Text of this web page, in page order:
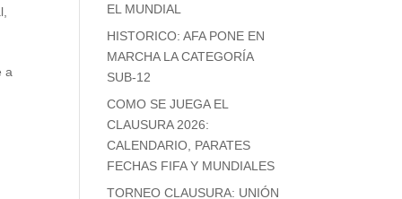
a
EL MUNDIAL
HISTORICO: AFA PONE EN
MARCHA LA CATEGORÍA
SUB-12
COMO SE JUEGA EL
CLAUSURA 2026:
CALENDARIO, PARATES
FECHAS FIFA Y MUNDIALES
TORNEO CLAUSURA: UNIÓN